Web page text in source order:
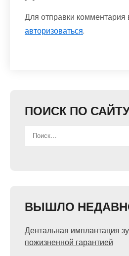
Для отправки
авторизоваться.
ПОИСК ПО
ВЫШЛО
Дентальная имплантация
пожизненной гарантией